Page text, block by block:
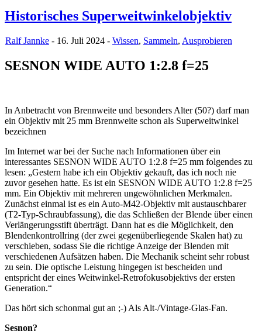
Historisches Superweitwinkelobjektiv
Ralf Jannke - 16. Juli 2024 - Wissen, Sammeln, Ausprobieren
SESNON WIDE AUTO 1:2.8 f=25
In Anbetracht von Brennweite und besonders Alter (50?) darf man
ein Objektiv mit 25 mm Brennweite schon als Superweitwinkel
bezeichnen
Im Internet war bei der Suche nach Informationen über ein
interessantes SESNON WIDE AUTO 1:2.8 f=25 mm folgendes zu
lesen: „Gestern habe ich ein Objektiv gekauft, das ich noch nie
zuvor gesehen hatte. Es ist ein SESNON WIDE AUTO 1:2.8 f=25
mm. Ein Objektiv mit mehreren ungewöhnlichen Merkmalen.
Zunächst einmal ist es ein Auto-M42-Objektiv mit austauschbarer
(T2-Typ-Schraubfassung), die das Schließen der Blende über einen
Verlängerungsstift überträgt. Dann hat es die Möglichkeit, den
Blendenkontrollring (der zwei gegenüberliegende Skalen hat) zu
verschieben, sodass Sie die richtige Anzeige der Blenden mit
verschiedenen Aufsätzen haben. Die Mechanik scheint sehr robust
zu sein. Die optische Leistung hingegen ist bescheiden und
entspricht der eines Weitwinkel-Retrofokusobjektivs der ersten
Generation.“
Das hört sich schonmal gut an ;-) Als Alt-/Vintage-Glas-Fan.
Sesnon?